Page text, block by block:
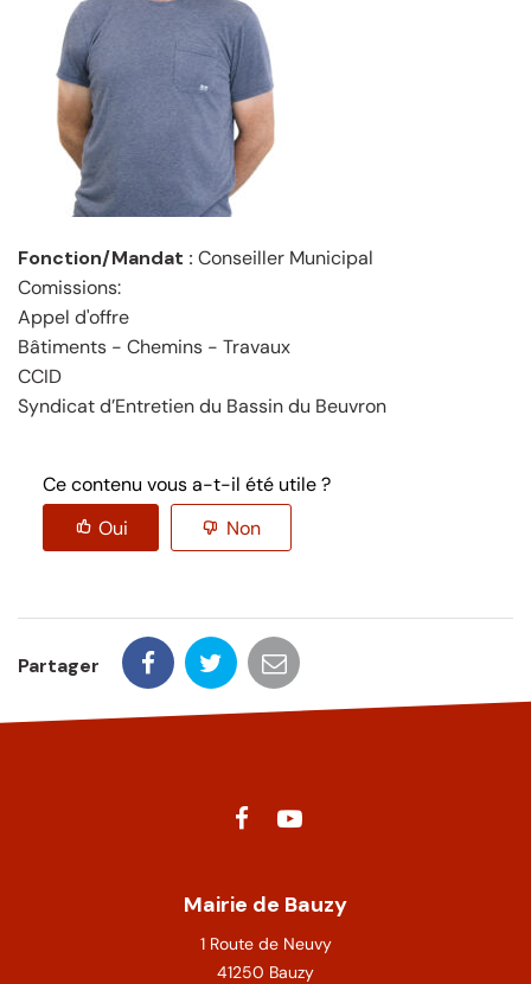
Fonction/Mandat : Conseiller Municipal
Comissions:
Appel d'offre
Bâtiments - Chemins - Travaux
CCID
Syndicat d’Entretien du Bassin du Beuvron
Ce contenu vous a-t-il été utile ?
Oui
Non
Partager
Lien
le
compte
Facebook
chaîne
Youtube
Mairie de Bauzy
1 Route de Neuvy
41250 Bauzy